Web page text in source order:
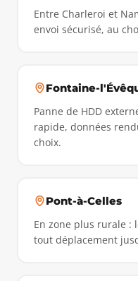
Entre Charleroi et
envoi sécurisé, au
Fontaine-
Panne de HDD
rapide, données
choix.
Pont-à-Celles
En zone plus rurale :
tout déplacement